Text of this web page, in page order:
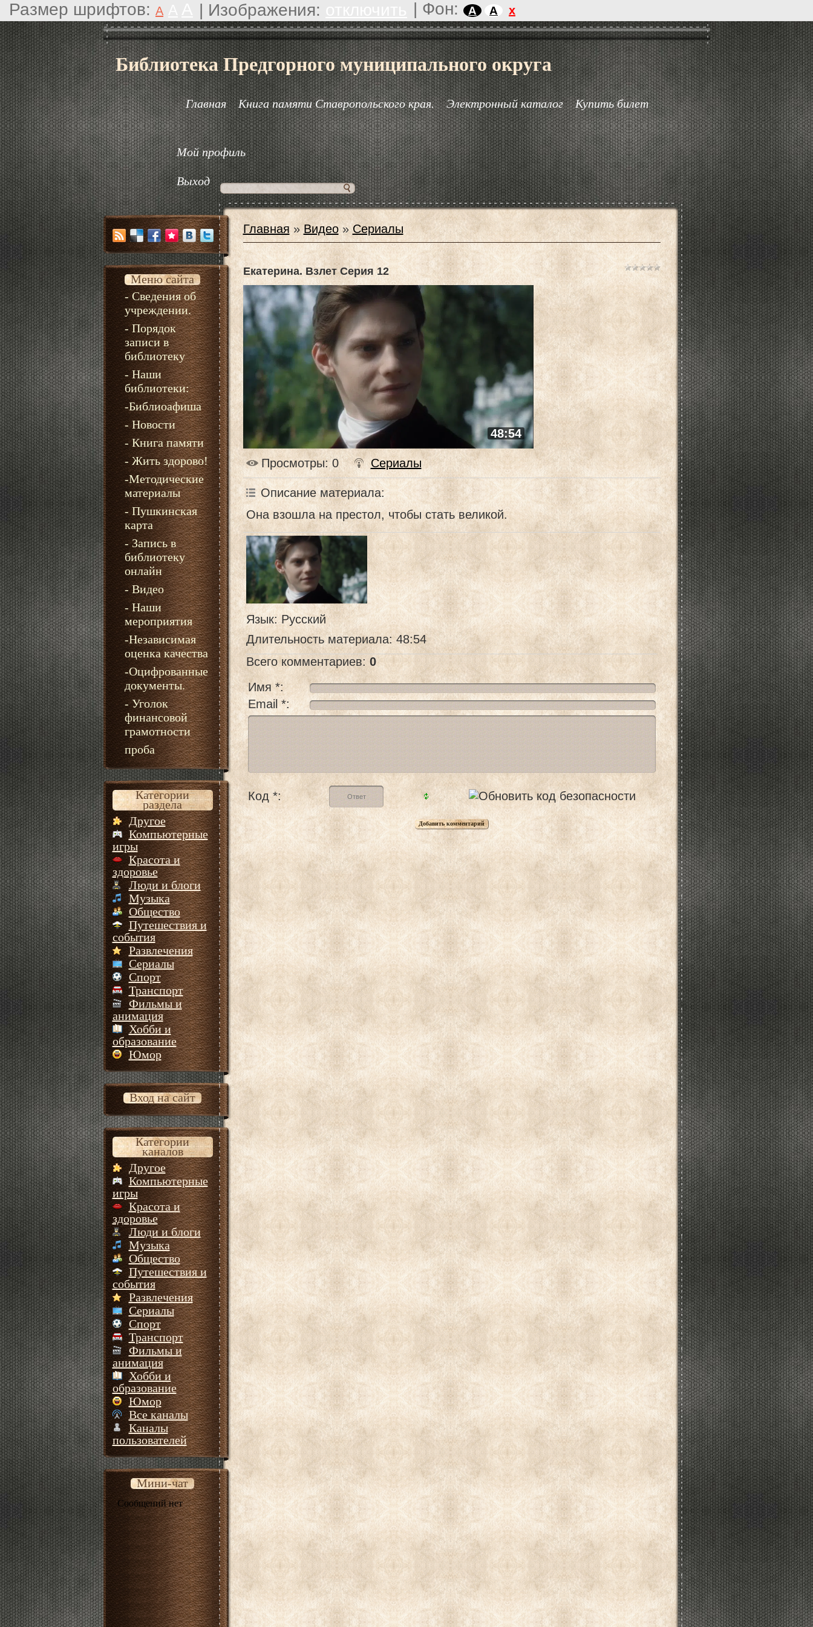
Размер шрифтов: A | Изображения: | Фон: A A x
Библиотека Предгорного муниципального округа
Главная Книга памяти Ставропольского края. Электронный каталог Купить билет
Мой профиль
Выход
Меню сайта
- Сведения об
учреждении.
- Порядок
записи в
библиотеку
- Наши
библиотеки:
-Библиоафиша
- Новости
- Книга памяти
- Жить здорово!
-Методические
материалы
- Пушкинская
карта
- Запись в
библиотеку
онлайн
- Видео
- Наши
мероприятия
-Независимая
оценка качества
-Оцифрованные
документы.
- Уголок
финансовой
грамотности
проба
Категории
раздела
Другое
Компьютерные
игры
Красота и
здоровье
Люди и блоги
Музыка
Общество
Путешествия и
события
Развлечения
Сериалы
Спорт
Транспорт
Фильмы и
анимация
Хобби и
образование
Юмор
Вход на сайт
Категории
каналов
Другое
Компьютерные
игры
Красота и
здоровье
Люди и блоги
Музыка
Общество
Путешествия и
события
Развлечения
Сериалы
Спорт
Транспорт
Фильмы и
анимация
Хобби и
образование
Юмор
Все каналы
Каналы
пользователей
Мини-чат
Главная »Видео» Сериалы
Екатерина. Взлет Серия 12
48:54
Просмотры: 0 Сериалы
Описание материала:
Она взошла на престол, чтобы стать великой.
Язык: Русский
Длительность материала: 48:54
Всего комментариев: 0
Имя *:
Email *:
Код *: